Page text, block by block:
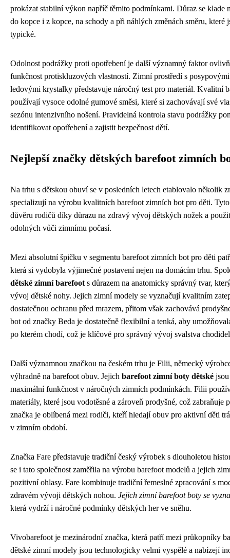
prokázat stabilní výkon napříč těmito podmínkami. Důraz se klade
do kopce i z kopce, na schody a při náhlých změnách směru, které
typické.
Odolnost podrážky proti opotřebení je další významný faktor
funkčnost protiskluzových vlastností. Zimní prostředí s
ledovými krystalky představuje náročný test pro materiál. Kvalitní
používají vysoce odolné gumové směsi, které si zachovávají své
sezónu intenzivního nošení. Pravidelná kontrola stavu podrážky
identifikovat opotřebení a zajistit bezpečnost dětí.
Nejlepší značky dětských barefoot zimních
Na trhu s dětskou obuví se v posledních letech etablovalo několik
specializují na výrobu kvalitních barefoot zimních bot pro děti.
důvěru rodičů díky důrazu na zdravý vývoj dětských nožek a
odolných vůči zimnímu počasí.
Mezi absolutní špičku v segmentu barefoot zimních bot pro děti
která si vydobyla výjimečné postavení nejen na domácím trhu.
dětské zimní barefoot s důrazem na anatomicky správný tvar,
vývoj dětské nohy. Jejich zimní modely se vyznačují kvalitním
dostatečnou ochranu před mrazem, přitom však zachovává
bot od značky Beda je dostatečně flexibilní a tenká, aby
po kterém chodí, což je klíčové pro správný vývoj svalstva
Další významnou značkou na českém trhu je Filii, německý
výhradně na barefoot obuv. Jejich barefoot zimní boty dětské
maximální funkčnost v náročných zimních podmínkách. Filii
materiály, které jsou vodotěsné a zároveň prodyšné, což zabraňuje
značka je oblíbená mezi rodiči, kteří hledají obuv pro aktivní děti
v zimním období.
Značka Fare představuje tradiční český výrobek s dlouholetou
se i tato společnost zaměřila na výrobu barefoot modelů a jejich
pozitivní ohlasy. Fare kombinuje tradiční řemeslné zpracování s
zdravém vývoji dětských nohou. Jejich zimní barefoot boty se
která vydrží i náročné podmínky dětských her ve sněhu.
Vivobarefoot je mezinárodní značka, která patří mezi průkopníky
dětské zimní modely jsou technologicky velmi vyspělé a nabízejí